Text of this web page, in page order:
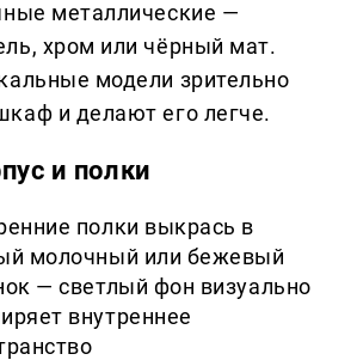
металлические —
хром или чёрный мат.
модели зрительно
и делают его легче.
и полки
полки выкрась в
молочный или бежевый
— светлый фон визуально
внутреннее